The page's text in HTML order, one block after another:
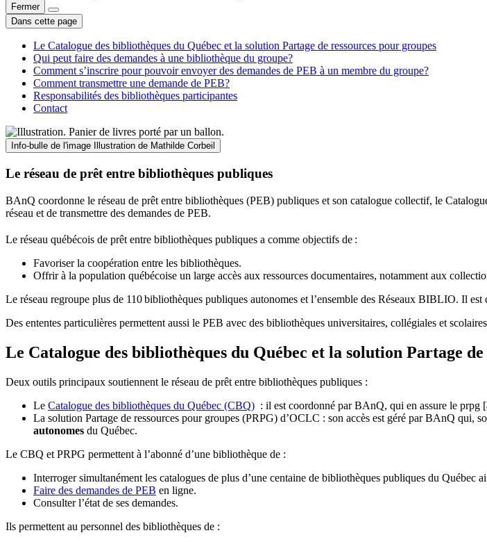
Fermer
Dans cette page
Le Catalogue des bibliothèques du Québec et la solution Partage de ressources pour groupes
Qui peut faire des demandes à une bibliothèque du groupe?
Comment s’inscrire pour pouvoir envoyer des demandes de PEB à un membre du groupe?
Comment transmettre une demande de PEB?
Responsabilités des bibliothèques participantes
Contact
Info-bulle de l'image Illustration de Mathilde Corbeil
Le réseau de prêt entre bibliothèques publiques
BAnQ coordonne le réseau de prêt entre bibliothèques (PEB) publiques et son catalogue collectif, le
réseau et de transmettre des demandes de PEB.
Le réseau québécois de prêt entre bibliothèques publiques a comme objectifs de :
Favoriser la coopération entre les bibliothèques.
Offrir à la population québécoise un large accès aux ressources documentaires, notamment aux
Le réseau regroupe plus de 110bibliothèques publiques autonomes et l’ensemble des Réseaux BIBLIO. Il est
Des ententes particulières permettent aussi le PEB avec des bibliothèques universitaires, collégiales et
Le Catalogue des bibliothèques du Québec et la solution Partage
Deux outils principaux soutiennent le réseau de prêt entre bibliothèques publiques :
Le Catalogue des bibliothèques du Québec (CBQ) : il est coordonné par BAnQ, qui en assure le prpg
La solution Partage de ressources pour groupes (PRPG) d’OCLC : son accès est géré par BAnQ qui,
autonomes du Québec.
Le CBQ et PRPG permettent à l’abonné d’une bibliothèque de :
Interroger simultanément les catalogues de plus d’une centaine de bibliothèques publiques du Québec
Faire des demandes de PEB en ligne.
Consulter l’état de ses demandes.
Ils permettent au personnel des bibliothèques de :